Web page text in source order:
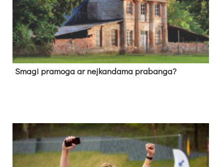
Sma­gi pra­mo­ga ar neį­kan­da­ma pra­ban­ga?